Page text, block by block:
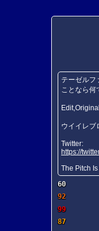
テーゼルフ
ことなら何
ウイイレブ
Twitter:
https://
The Pitch
60
92
99
87